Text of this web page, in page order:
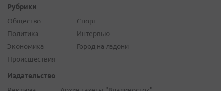
Рубрики
Общество
Политика
Экономика
Происшествия
Спорт
Интервью
Город на ладони
Издательство